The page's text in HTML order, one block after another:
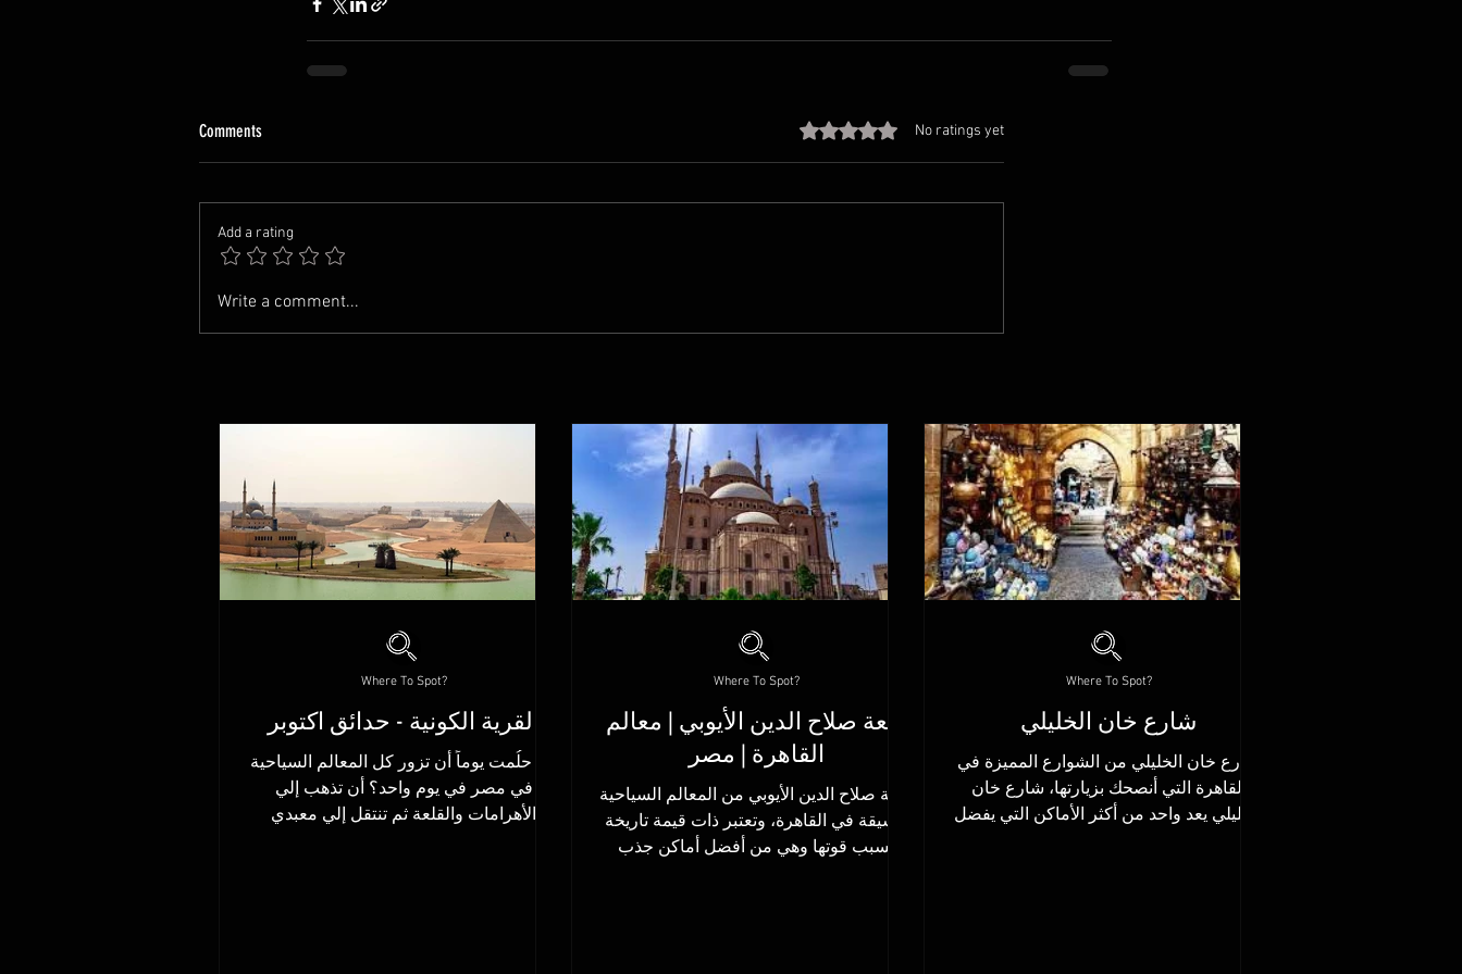
Comments Rated 0 out of 5 stars.
No ratings yet
Add a rating
Write a comment...
القرية الكونية - حدائق اكتوبر
هل حلُمت يوماً أن تزور كل المعالم السياحية
في مصر في يوم واحد؟ أن تذهب إلي
الأهرامات والقلعة ثم تنتقل إلي معبدي
Where To Spot?
قلعة صلاح الدين الأيوبي | معالم
القاهرة | مصر
قلعة صلاح الدين الأيوبي من المعالم السياحية
الشيقة في القاهرة، وتعتبر ذات قيمة تاريخة
بسبب قوتها وهي من أفضل أماكن جذب
Where To Spot?
شارع خان الخليلي
شارع خان الخليلي من الشوارع المميزة في
القاهرة التي أنصحك بزيارتها، شارع خان
الخليلي يعد واحد من أكثر الأماكن التي يفضل
Where To Spot?